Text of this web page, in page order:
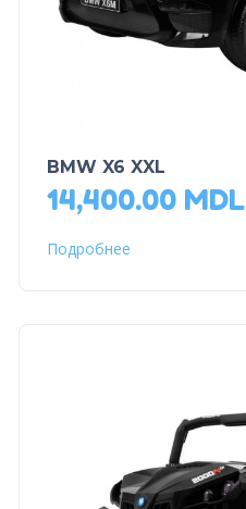
BMW X6 XXL
14,400.00 MDL
Подробнее